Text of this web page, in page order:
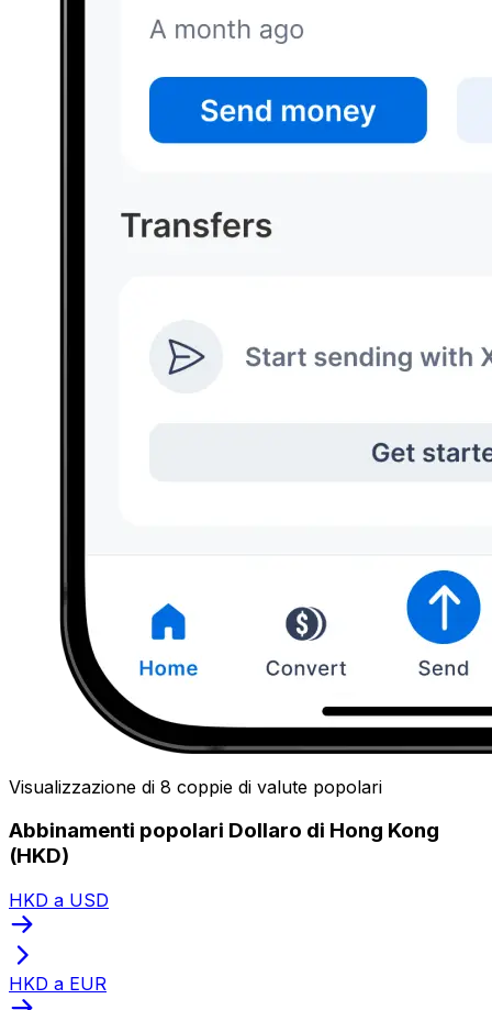
Visualizzazione di 8 coppie di valute popolari
Abbinamenti popolari Dollaro di Hong Kong
(HKD)
HKD a USD
HKD a EUR